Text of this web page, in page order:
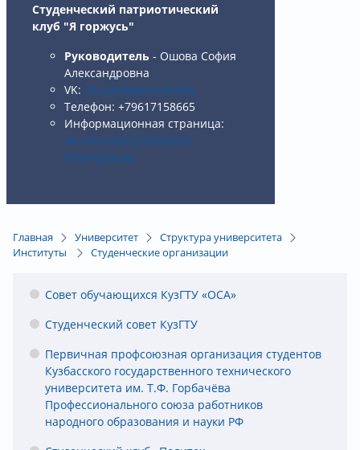
Студенческий патриотический
клуб "Я горжусь"
Руководитель - Ошова София
Александровна
VK: vk.com/kaprizulenka
Телефон: +79617158665
Информационная страница:
vk.com/club227839432?
from=groups
Главная Университет
Структура университета
Институты
Студенческие организации
Совет обучающихся КузГТУ «ОСА»
Студенческий совет КузГТУ
Первичная профсоюзная организация студентов
Кузбасского государственного технического
университета им. Т.Ф. Горбачёва
Профессионального союза работников
народного образования и науки РФ